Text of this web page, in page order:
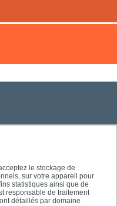
le stockage de
sur votre appareil pour
statistiques ainsi que de
responsable de traitement
détaillés par domaine